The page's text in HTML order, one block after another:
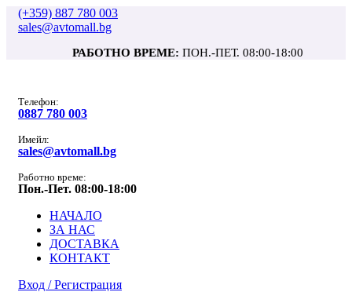
(+359) 887 780 003
sales@avtomall.bg
РАБОТНО ВРЕМЕ: ПОН.-ПЕТ. 08:00-18:00
Tелефон:
0887 780 003
Имейл:
sales@avtomall.bg
Работно време:
Пон.-Пет. 08:00-18:00
НАЧАЛО
ЗА НАС
ДОСТАВКА
КОНТАКТ
Вход / Регистрация